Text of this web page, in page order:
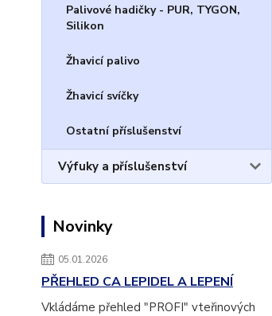
Palivové hadičky - PUR, TYGON,
Silikon
Žhavicí palivo
Žhavicí svíčky
Ostatní příslušenství
Výfuky a příslušenství
Novinky
05.01.2026
PŘEHLED CA LEPIDEL A LEPENÍ
Vkládáme přehled "PROFI" vteřinových